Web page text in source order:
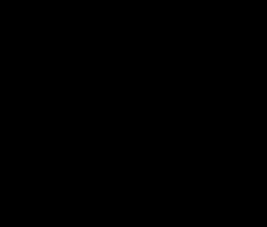
Senter Jessheim